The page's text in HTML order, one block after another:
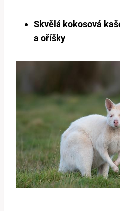
Skvělá kokosová
a oříšky